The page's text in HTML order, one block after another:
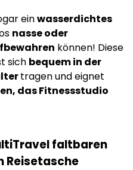
einwasserdichtes
nasse oder
können! Diese
sich bequem in der
tragen und eignet
das Fitnessstudio
faltbaren
Reisetasche